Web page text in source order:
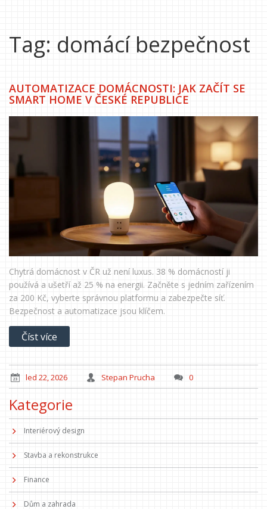
Tag: domácí bezpečnost
AUTOMATIZACE DOMÁCNOSTI: JAK ZAČÍT SE
SMART HOME V ČESKÉ REPUBLICE
Chytrá domácnost v ČR už není luxus. 38 % domácností ji
používá a ušetří až 25 % na energii. Začněte s jedním zařízením
za 200 Kč, vyberte správnou platformu a zabezpečte síť.
Bezpečnost a automatizace jsou klíčem.
Číst více
led 22, 2026 Stepan Prucha 0
Kategorie
Interiérový design
Stavba a rekonstrukce
Finance
Dům a zahrada